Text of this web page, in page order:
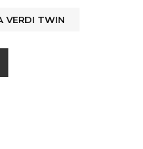
VERDI TWIN